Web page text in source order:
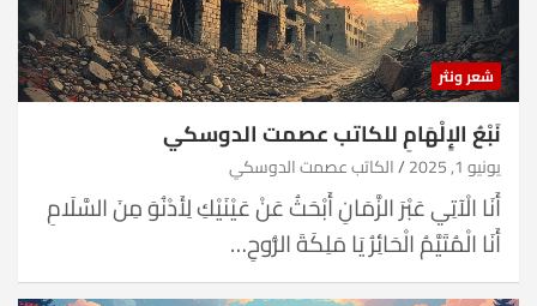
شعر ونثر
نَبْعُ الإِلْهَامِ للكاتب عصمت الدوسكي
يونيو 1, 2025 الكاتب عصمت الدوسكي
أَنَا الْآتِي عَبْرَ الزَّمَانِ أَبْحَثُ عَنْ عَيْنَيْكِ لِأَدْنُوَ مِنَ السَّلَامِ
أَنَا الْمُتَيَّمُ الْحَائِرُ يَا مَلِكَةَ الرُّوحِ…